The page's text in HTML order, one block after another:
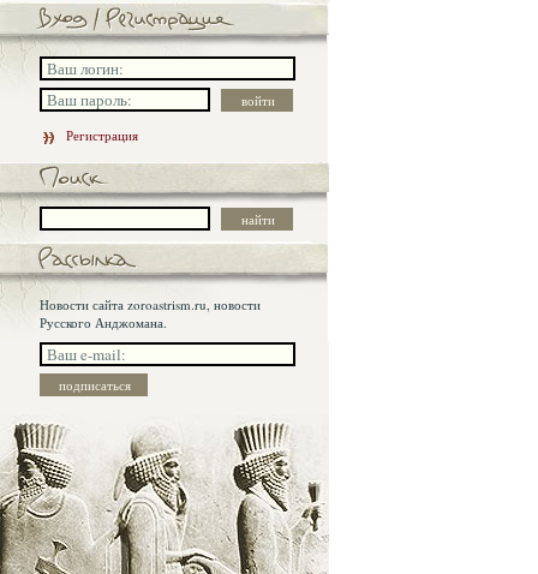
Регистрация
Новости сайта zoroastrism.ru, новости
Русского Анджомана.